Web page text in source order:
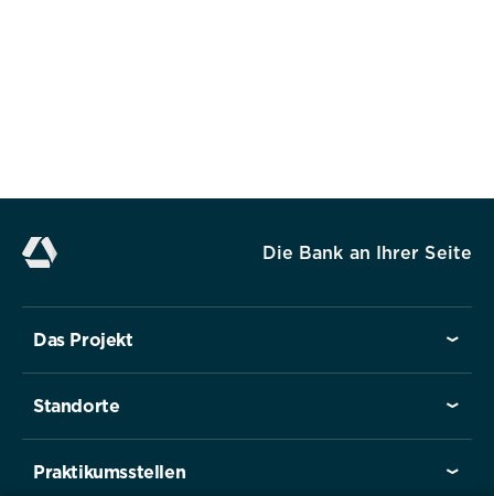
Die Bank an Ihrer Seite
Das Projekt
Standorte
Praktikumsstellen